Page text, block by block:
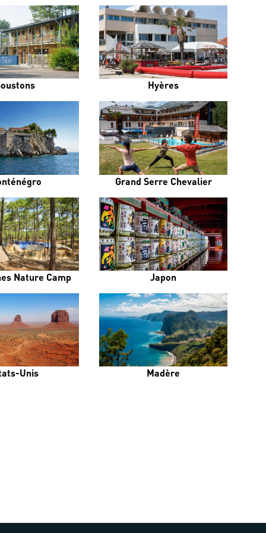
Hyères
Grand Serre Chevalier
Nature Camp Japon
Unis Madère